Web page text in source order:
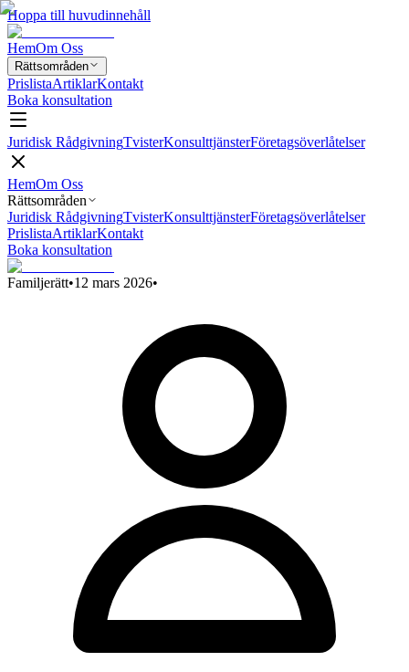
Hoppa till huvudinnehåll
HemOm Oss
Rättsområden
PrislistaArtiklarKontakt
Boka konsultation
Juridisk RådgivningTvisterKonsulttjänsterFöretagsöverlåtelser
HemOm Oss
Rättsområden
Juridisk RådgivningTvisterKonsulttjänsterFöretagsöverlåtelser
PrislistaArtiklarKontakt
Boka konsultation
Familjerätt•12 mars 2026•